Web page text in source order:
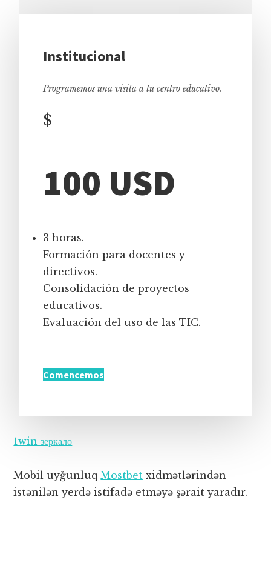
Institucional
Programemos una visita a tu centro educativo.
$
100 USD
3 horas.
Formación para docentes y
directivos.
Consolidación de proyectos
educativos.
Evaluación del uso de las TIC.
Comencemos
1win зеркало
Mobil uyğunluqMostbet xidmətlərindən
istənilən yerdə istifadə etməyə şərait yaradır.